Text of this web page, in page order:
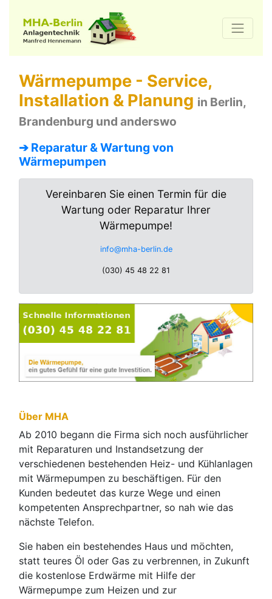
Wärmepumpe - Service,
Installation & Planung in Berlin,
Brandenburg und anderswo
➔ Reparatur & Wartung von
Wärmepumpen
Vereinbaren Sie einen Termin für die
Wartung oder Reparatur Ihrer
Wärmepumpe!
info@mha-berlin.de
(030) 45 48 22 81
Über MHA
Ab 2010 begann die Firma sich noch ausführlicher
mit Reparaturen und Instandsetzung der
verschiedenen bestehenden Heiz- und Kühlanlagen
mit Wärmepumpen zu beschäftigen. Für den
Kunden bedeutet das kurze Wege und einen
kompetenten Ansprechpartner, so nah wie das
nächste Telefon.
Sie haben ein bestehendes Haus und möchten,
statt teures Öl oder Gas zu verbrennen, in Zukunft
die kostenlose Erdwärme mit Hilfe der
Wärmepumpe zum Heizen und zur